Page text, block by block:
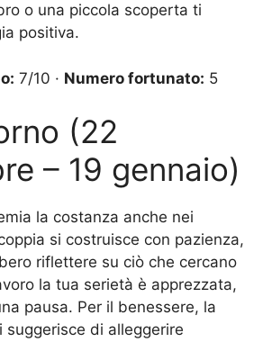
o una piccola scoperta ti
positiva.
7/10 · Numero fortunato: 5
(22
– 19 gennaio)
la costanza anche nei
si costruisce con pazienza,
riflettere su ciò che cercano
la tua serietà è apprezzata,
pausa. Per il benessere, la
suggerisce di alleggerire